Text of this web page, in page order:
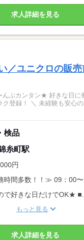
求人詳細を見る
／ユニクロの販
んぶカンタン★ 好きな日に
安心の単純作業をご紹
検品
糸町駅
円
時間多数！！≫ 09：00
で好きな日だけでOK★
もっと見る
求人詳細を見る